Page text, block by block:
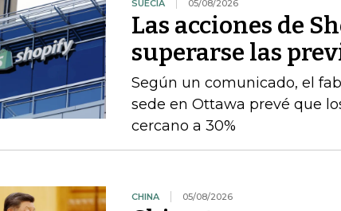
SUECIA 05/08/2026
Las acciones de
superarse las
Según un comunicado, el
sede en Ottawa prevé que
cercano a 30%
CHINA 05/08/2026